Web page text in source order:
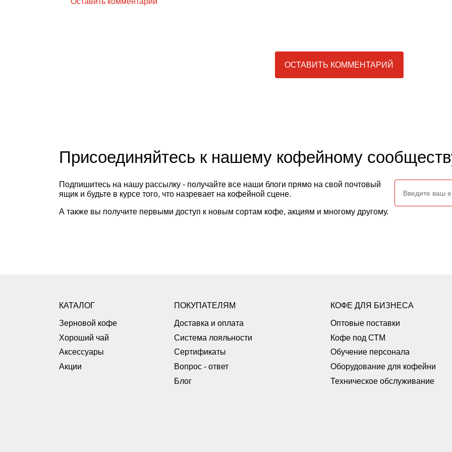
ОСТАВИТЬ КОММЕНТАРИЙ
Присоединяйтесь к нашему кофейному
Подпишитесь на нашу рассылку - получайте все наши блоги прямо на свой почтовый
ящик и будьте в курсе того, что назревает на кофейной сцене.
А также вы получите первыми доступ к новым сортам кофе, акциям и многому другому.
КАТАЛОГ
Зерновой кофе
Хороший чай
Аксессуары
Акции
ПОКУПАТЕЛЯМ
Доставка и оплата
Система лояльности
Сертификаты
Вопрос - ответ
Блог
КОФЕ ДЛЯ БИЗНЕСА
Оптовые поставки
Кофе под СТМ
Обучение персонала
Оборудование для кофейни
Техническое обслуживание